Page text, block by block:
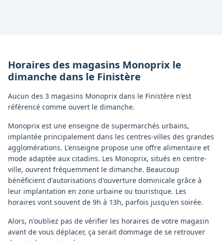
Horaires des magasins Monoprix le
dimanche dans le Finistère
Aucun des 3 magasins Monoprix dans le Finistère n'est
référencé comme ouvert le dimanche.
Monoprix est une enseigne de supermarchés urbains,
implantée principalement dans les centres-villes des grandes
agglomérations. L'enseigne propose une offre alimentaire et
mode adaptée aux citadins. Les Monoprix, situés en centre-
ville, ouvrent fréquemment le dimanche. Beaucoup
bénéficient d'autorisations d'ouverture dominicale grâce à
leur implantation en zone urbaine ou touristique. Les
horaires vont souvent de 9h à 13h, parfois jusqu'en soirée.
Alors, n'oubliez pas de vérifier les horaires de votre magasin
avant de vous déplacer, ça serait dommage de se retrouver